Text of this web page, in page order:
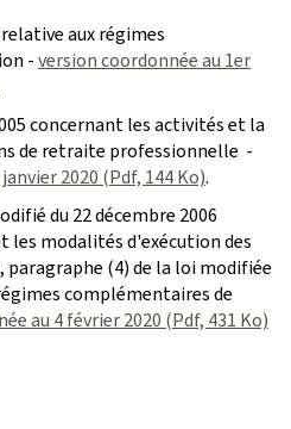
aux régimes
-version coordonnée au 1er
concernant les activités et la
de retraite professionnelle -
2020 (Pdf, 144 Ko).
du 22 décembre 2006
modalités d'exécution des
paragraphe (4) de la loi modifiée
complémentaires de
au 4 février 2020 (Pdf, 431 Ko)